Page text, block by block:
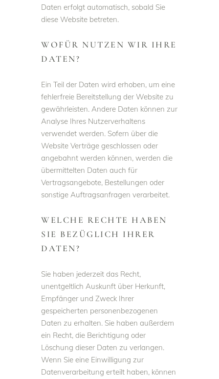
Daten erfolgt automatisch, sobald Sie
diese Website betreten.
WOFÜR NUTZEN WIR IHRE
DATEN?
Ein Teil der Daten wird erhoben, um eine
fehlerfreie Bereitstellung der Website zu
gewährleisten. Andere Daten können zur
Analyse Ihres Nutzerverhaltens
verwendet werden. Sofern über die
Website Verträge geschlossen oder
angebahnt werden können, werden die
übermittelten Daten auch für
Vertragsangebote, Bestellungen oder
sonstige Auftragsanfragen verarbeitet.
WELCHE RECHTE HABEN
SIE BEZÜGLICH IHRER
DATEN?
Sie haben jederzeit das Recht,
unentgeltlich Auskunft über Herkunft,
Empfänger und Zweck Ihrer
gespeicherten personenbezogenen
Daten zu erhalten. Sie haben außerdem
ein Recht, die Berichtigung oder
Löschung dieser Daten zu verlangen.
Wenn Sie eine Einwilligung zur
Datenverarbeitung erteilt haben, können